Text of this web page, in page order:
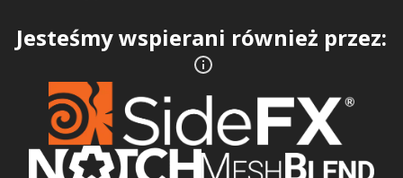
Jesteśmy wspierani również przez: